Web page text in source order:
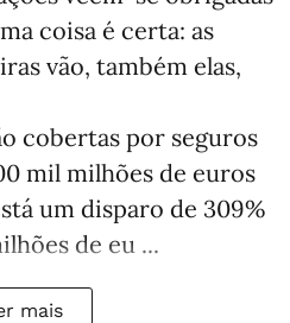
coisa é certa: as
vão, também elas,
cobertas por seguros
mil milhões de euros
um disparo de 309%
de eu ...
mais